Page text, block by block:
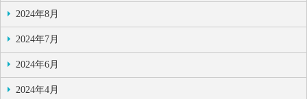
2024年8月
2024年7月
2024年6月
2024年4月